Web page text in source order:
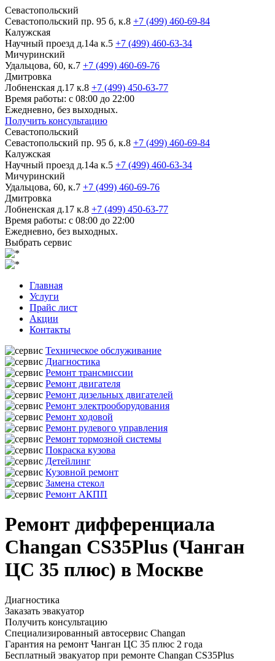
Севастопольский
Севастопольский пр. 95 б, к.8 +7 (499) 460-69-84
Калужская
Научный проезд д.14а к.5 +7 (499) 460-63-34
Мичуринский
Удальцова, 60, к.7 +7 (499) 460-69-76
Дмитровка
Лобненская д.17 к.8 +7 (499) 450-63-77
Время работы: с 08:00 до 22:00
Ежедневно, без выходных.
Получить консультацию
Севастопольский
Севастопольский пр. 95 б, к.8 +7 (499) 460-69-84
Калужская
Научный проезд д.14а к.5 +7 (499) 460-63-34
Мичуринский
Удальцова, 60, к.7 +7 (499) 460-69-76
Дмитровка
Лобненская д.17 к.8 +7 (499) 450-63-77
Время работы: с 08:00 до 22:00
Ежедневно, без выходных.
Выбрать сервис
Главная
Услуги
Прайс лист
Акции
Контакты
Техническое обслуживание
Диагностика
Ремонт трансмиссии
Ремонт двигателя
Ремонт дизельных двигателей
Ремонт электрооборудования
Ремонт ходовой
Ремонт рулевого управления
Ремонт тормозной системы
Покраска кузова
Детейлинг
Кузовной ремонт
Замена стекол
Ремонт АКПП
Ремонт дифференциала
Changan CS35Plus (Чанган
ЦС 35 плюс) в Москве
Диагностика
Заказать эвакуатор
Получить консультацию
Специализированный автосервис Changan
Гарантия на ремонт Чанган ЦС 35 плюс 2 года
Бесплатный эвакуатор при ремонте Changan CS35Plus